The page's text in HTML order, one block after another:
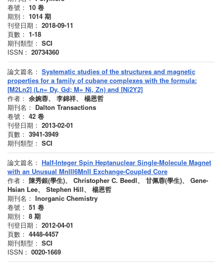
卷號： 10 卷
期別： 1014 期
刊登日期： 2018-09-11
頁數： 1-18
期刊類型： SCI
ISSN： 20734360
論文篇名： Systematic studies of the structures and magnetic
properties for a family of cubane complexes with the formula:
[M2Ln2] (Ln= Dy, Gd; M= Ni, Zn) and [Ni2Y2]
作者： 余婉蓉、 李錦祥、 楊恩哲
期刊名： Dalton Transactions
卷號： 42 卷
刊登日期： 2013-02-01
頁數： 3941-3949
期刊類型： SCI
論文篇名： Half-Integer Spin Heptanuclear Single-Molecule Magnet
with an Unusual MnIII6MnII Exchange-Coupled Core
作者： 陳秀銀(學生)、 Christopher C. Beedl、 甘佩蓉(學生)、 Gene-
Hsian Lee、 Stephen Hill、 楊恩哲
期刊名： Inorganic Chemistry
卷號： 51 卷
期別： 8 期
刊登日期： 2012-04-01
頁數： 4448-4457
期刊類型： SCI
ISSN： 0020-1669